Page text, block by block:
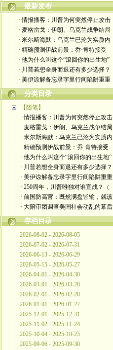
最新发布
· 情报播客：川普为何突然停止攻击
· 麦格雷戈：伊朗、乌克兰战争结局
· 米尔斯海默：乌克兰已沦为实质内
· 精确预测伊战前景：乔·肯特接受
· 他为什么叫这个“滾回你的出生地”
· 川普若想全身而退还有多少选择？
· 美伊谅解备忘录字里行间陷阱重重
分类目录
【随笔】
· 情报播客：川普为何突然停止攻击
· 麦格雷戈：伊朗、乌克兰战争结局
· 米尔斯海默：乌克兰已沦为实质内
· 精确预测伊战前景：乔·肯特接受
· 他为什么叫这个“滾回你的出生地”
· 川普若想全身而退还有多少选择？
· 美伊谅解备忘录字里行间陷阱重重
· 250周年，川普唯独对谁宣战？（
· 前国防高官：既然满盘皆输，就该
· 大陪审团调查美国社会动乱的幕后
存档目录
2026-08-02 - 2026-08-05
2026-07-02 - 2026-07-31
2026-06-13 - 2026-06-29
2026-05-15 - 2026-05-27
2026-04-01 - 2026-04-30
2026-03-01 - 2026-03-28
2026-02-01 - 2026-02-28
2026-01-01 - 2026-01-27
2025-12-01 - 2025-12-31
2025-11-02 - 2025-11-24
2025-10-04 - 2025-10-25
2025-09-06 - 2025-09-30